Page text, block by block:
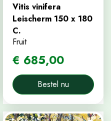
Vitis vinifera
Leischerm 150 x 180
C.
Fruit
€ 685,00
Bestel nu